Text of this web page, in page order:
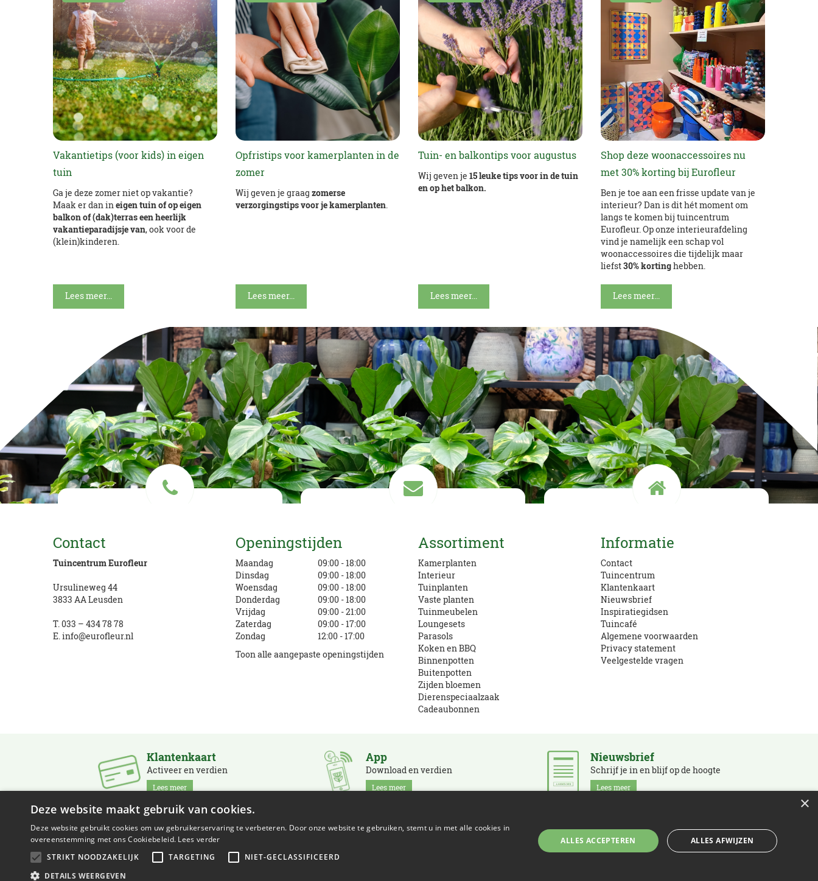
Vakantietips (voor kids) in eigen
tuin
Ga je deze zomer niet op vakantie?
Maak er dan ineigen tuin of op eigen
balkon of (dak)terras een heerlijk
vakantieparadijsje van, ook voor de
(klein)kinderen.
Lees meer...
Opfristips voor kamerplanten in de
zomer
Wij geven je graag zomerse
verzorgingstips voor je kamerplanten.
Lees meer...
Tuin- en balkontips voor augustus
Wij geven je 15 leuke tips voor in de tuin
en op het balkon.
Lees meer...
Shop deze woonaccessoires nu
met 30% korting bij Eurofleur
Ben je toe aan een frisse update van je
interieur? Dan is dit hét moment om
langs te komen bij tuincentrum
Eurofleur. Op onze interieurafdeling
vind je namelijk een schap vol
woonaccessoires die tijdelijk maar
liefst30% kortinghebben.
Lees meer...
info@eurofleur.nl
Openingstijden en route
Contact
Tuincentrum Eurofleur
Ursulineweg 44
3833 AA Leusden
T.033 – 434 78 78
E.info@eurofleur.nl
Openingstijden
Maandag
09:00 - 18:00
Dinsdag
09:00 - 18:00
Woensdag
09:00 - 18:00
Donderdag
09:00 - 18:00
Vrijdag
09:00 - 21:00
Zaterdag
09:00 - 17:00
Zondag
12:00 - 17:00
Toon alle aangepaste openingstijden
Assortiment
Kamerplanten
Interieur
Tuinplanten
Vaste planten
Tuinmeubelen
Loungesets
Parasols
Koken en BBQ
Binnenpotten
Buitenpotten
Zijden bloemen
Dierenspeciaalzaak
Cadeaubonnen
Informatie
Contact
Tuincentrum
Klantenkaart
Nieuwsbrief
Inspiratiegidsen
Tuincafé
Algemene voorwaarden
Privacy statement
Veelgestelde vragen
Klantenkaart
Activeer en verdien
Lees meer
App
Download en verdien
Lees meer
Nieuwsbrief
Schrijf je in en blijf op de hoogte
Lees meer
© Eurofleur Green Solutions Tuincentrum Overzicht Privacy Policy
×
Deze website maakt gebruik van cookies.
Deze website gebruikt cookies om uw gebruikerservaring te verbeteren. Door onze website te gebruiken, stemt u in met alle cookies in
overeenstemming met ons Cookiebeleid. Lees verder
STRIKT NOODZAKELIJK
TARGETING
NIET-GECLASSIFICEERD
DETAILS WEERGEVEN
ALLES ACCEPTEREN ALLES AFWIJZEN